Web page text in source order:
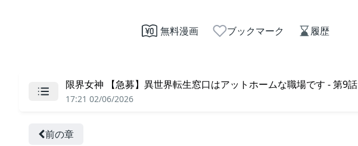
無料漫画 ブックマーク 履歴
限界女神 【急募】異世界転生窓口はアットホームな職場です - 第9話
17:21 02/06/2026
前の章